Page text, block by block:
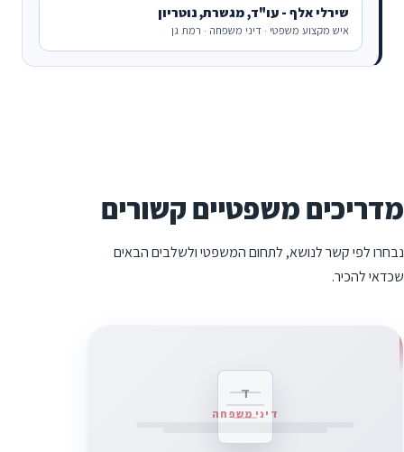
שירלי אלף - עו"ד, מגשרת, נוטריון
איש מקצוע משפטי · דיני משפחה · רמת גן
מדריכים משפטיים קשורים
נבחרו לפי קשר לנושא, לתחום המשפטי ולשלבים הבאים
שכדאי להכיר.
ד
דיני משפחה